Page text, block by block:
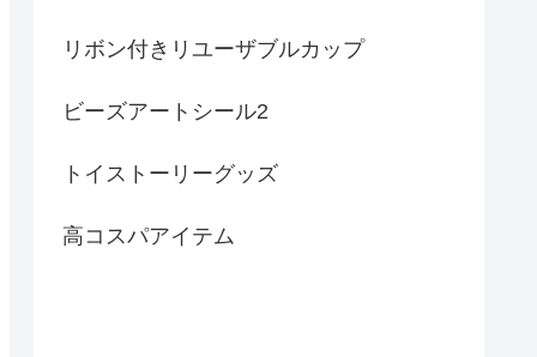
リボン付きリユーザブルカップ
ビーズアートシール2
トイストーリーグッズ
高コスパアイテム